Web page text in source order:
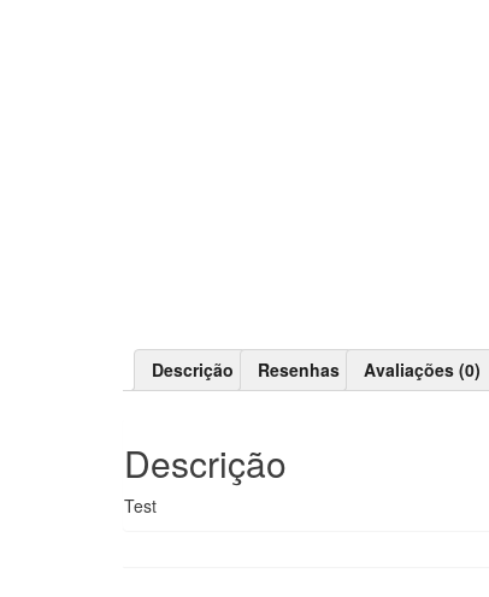
Descrição Resenhas Avaliações (0)
Descrição
Test